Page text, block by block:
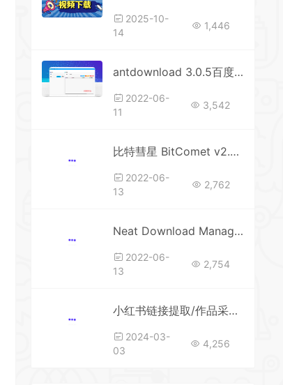
2025-10-
14
1,446
antdownload 3.0.5百度网盘下载工具
2022-06-
11
3,542
比特彗星 BitComet v2.04解锁全功能豪华版
2022-06-
13
2,762
Neat Download Manager轻量级的多线程下载管理器汉化版本
2022-06-
13
2,754
小红书链接提取/作品采集工具XHS-Downloader
2024-03-
03
4,256